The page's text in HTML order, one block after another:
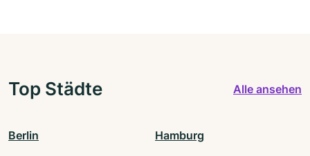
Top Städte Alle ansehen
Berlin Hamburg